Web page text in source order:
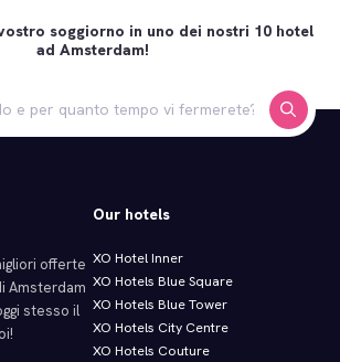
soggiorno in uno dei nostri 10 hotel
ad Amsterdam!
offerte
Amsterdam
stesso il
Our hotels
XO Hotel Inner
XO Hotels Blue Square
XO Hotels Blue Tower
XO Hotels City Centre
XO Hotels Couture